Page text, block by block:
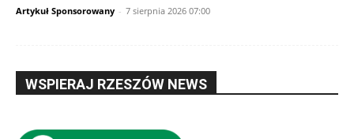
Artykuł Sponsorowany - 7 sierpnia 2026 07:00
WSPIERAJ RZESZÓW NEWS